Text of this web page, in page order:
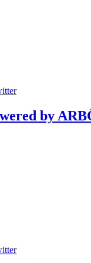
by